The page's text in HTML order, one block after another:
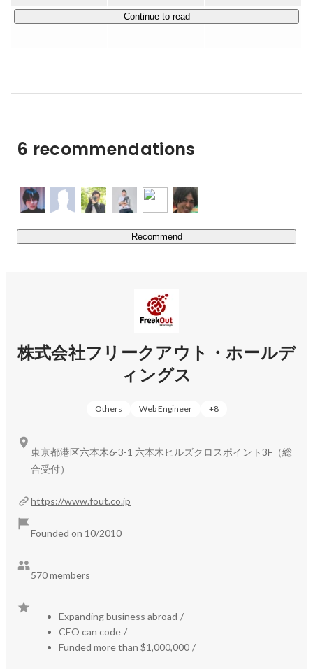
ジネスの創生を目標としてきました。
ウトは流行り言葉に惑わされず、引き続き「人間では不可
ン）
グローバルマーケティイングカンパニーとしての更なる
進化。世界に通用するモノづくり（ソフトウェア、ハード
https://www.fout.co.jp/ir/irnews/202312/
■プロダクトのグローバル化：日本発のプロダクトを
北米経由でグローバルへ展開
■インフルエンサーマーケティング：グループ化した
■Retail：コンテンツ配信システムのソフトウェアか
ら、サイネージのハードウェアまで、リテールメディアの
インフラを一気通貫に提供、グローバルスタンダードを目
■動画広告プロダクト：タクシーサイネージ、
Scarlet（メディア向け広告収益最大化プロダクト）等、既
に事業の柱となっている事業の更なる拡大、GPの日本で
■グループとしての全体最適をより意識した経営によ
り、グループ全体の価値向上を目指す。成長領域への投資
余力を高めるため、よりキャッシュフローを重視し、改
善・安定化に努めます
Continue to read
6 recommendations
Recommend
株式会社フリークアウト・ホールデ
ィングス
Others Web Engineer +8
https://www.fout.co.jp
Founded on 10/2010
570 members
Expanding business abroad /
CEO can code /
Funded more than $1,000,000 /
東京都港区六本木6-3-1 六本木ヒルズクロスポイント3F（総
合受付）